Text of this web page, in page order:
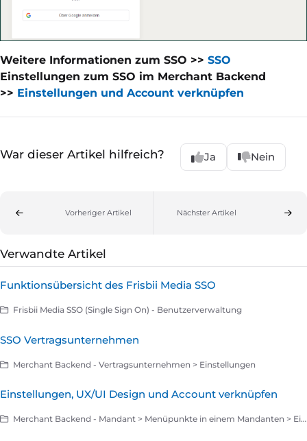
Weitere Informationen zum SSO >> SSO
Einstellungen zum SSO im Merchant Backend
>> Einstellungen und Account verknüpfen
War dieser Artikel hilfreich? Ja Nein
Vorheriger Artikel Nächster Artikel
Verwandte Artikel
Funktionsübersicht des Frisbii Media SSO
Frisbii Media SSO (Single Sign On) - Benutzerverwaltung
SSO Vertragsunternehmen
Merchant Backend - Vertragsunternehmen > Einstellungen
Einstellungen, UX/UI Design und Account verknüpfen
Merchant Backend - Mandant > Menüpunkte in einem Mandanten > Einstellungen > Anwendungen > SSO